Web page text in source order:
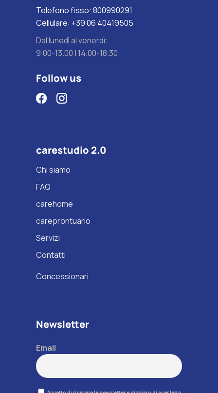
Telefono fisso: 800990291
Cellulare: +39 06 40419505
Dal lunedì al venerdì:
9.00-13.00 | 14.00-18.30
Follow us
carestudio 2.0
Chi siamo
FAQ
carehome
careprontuario
Servizi
Contatti
Concessionari
Newsletter
Email